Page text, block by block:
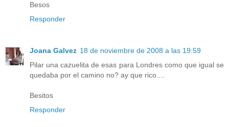
Besos
Responder
Joana Galvez 18 de noviembre de 2008 a las 19:59
Pilar una cazuelita de esas para Londres como que igual se
quedaba por el camino no? ay que rico....
Besitos
Responder